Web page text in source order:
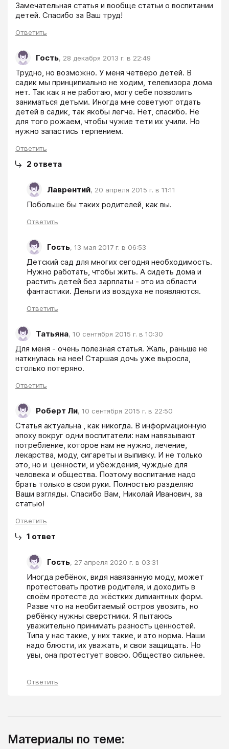
Замечательная статья и вообще статьи о воспитании
детей. Спасибо за Ваш труд!
Ответить
Гость, 28 декабря 2013 г. в 22:49
Трудно, но возможно. У меня четверо детей. В
садик мы принципиально не ходим, телевизора дома
нет. Так как я не работаю, могу себе позволить
заниматься детьми. Иногда мне советуют отдать
детей в садик, так якобы легче. Нет, спасибо. Не
для того рожаем, чтобы чужие тети их учили. Но
нужно запастись терпением.
Ответить
2 ответа
Лаврентий, 20 апреля 2015 г. в 11:11
Побольше бы таких родителей, как вы.
Ответить
Гость, 13 мая 2017 г. в 06:53
Детский сад для многих сегодня необходимость.
Нужно работать, чтобы жить. А сидеть дома и
растить детей без зарплаты - это из области
фантастики. Деньги из воздуха не появляются.
Ответить
Татьяна, 10 сентября 2015 г. в 10:30
Для меня - очень полезная статья. Жаль, раньше не
наткнулась на нее! Старшая дочь уже выросла,
столько потеряно.
Ответить
Роберт Ли, 10 сентября 2015 г. в 22:50
Статья актуальна , как никогда. В информационную
эпоху вокруг одни воспитатели: нам навязывают
потребление, которое нам не нужно, лечение,
лекарства, моду, сигареты и выпивку. И не только
это, но и  ценности, и убеждения, чуждые для
человека и общества. Поэтому воспитание надо
брать только в свои руки. Полностью разделяю
Ваши взгляды. Спасибо Вам, Николай Иванович, за
статью!
Ответить
1 ответ
Гость, 27 апреля 2020 г. в 03:31
Иногда ребёнок, видя навязанную моду, может
протестовать против родителя, и доходить в
своём протесте до жёстких дивиантных форм.
Разве что на необитаемый остров увозить, но
ребёнку нужны сверстники. Я пытаюсь
уважительно принимать разность ценностей.
Типа у нас такие, у них такие, и это норма. Наши
надо блюсти, их уважать, и свои защищать. Но
увы, она протестует вовсю. Общество сильнее.
Ответить
Материалы по теме: